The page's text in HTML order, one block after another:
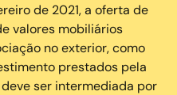
de 2021, a oferta de
valores mobiliários
no exterior, como
prestados pela
ser intermediada por